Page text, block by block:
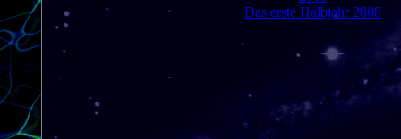
Das erste Halbjahr 2008